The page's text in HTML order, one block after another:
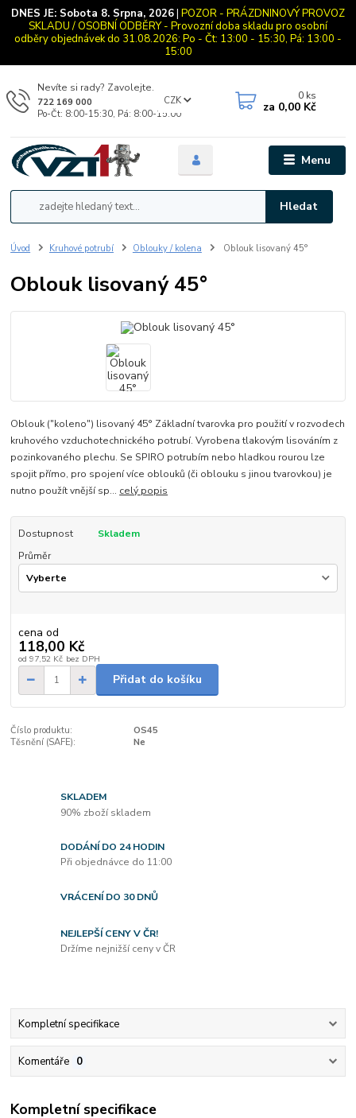
DNES JE: Sobota 8. Srpna, 2026| POZOR - PRÁZDNINOVÝ PROVOZ
SKLADU / OSOBNÍ ODBĚRY - Provozní doba skladu pro osobní
odběry objednávek do 31.08.2026: Po - Čt: 13:00 - 15:30, Pá: 13:00 -
15:00
Menu
CZK
Hledat
Nevíte si rady? Zavolejte.
722 169 000
Po-Čt: 8:00-15:30, Pá: 8:00-15:00
0 ks
za 0,00 Kč
Úvod Kruhové potrubí Oblouky / kolena Oblouk lisovaný 45°
Oblouk lisovaný 45°
Oblouk ("koleno") lisovaný 45° Základní tvarovka pro použití v rozvodech
kruhového vzduchotechnického potrubí. Vyrobena tlakovým lisováním z
pozinkovaného plechu. Se SPIRO potrubím nebo hladkou rourou lze
spojit přímo, pro spojení více oblouků (či oblouku s jinou tvarovkou) je
nutno použít vnější sp... celý popis
Dostupnost
Skladem
Průměr
cena od
118,00 Kč
od 97,52 Kč bez DPH
Přidat do košíku
Číslo produktu:
OS45
Těsnění (SAFE):
Ne
SKLADEM
90% zboží skladem
DODÁNÍ DO 24 HODIN
Při objednávce do 11:00
VRÁCENÍ DO 30 DNŮ
NEJLEPŠÍ CENY V ČR!
Držíme nejnižší ceny v ČR
Kompletní specifikace
Komentáře 0
Kompletní specifikace